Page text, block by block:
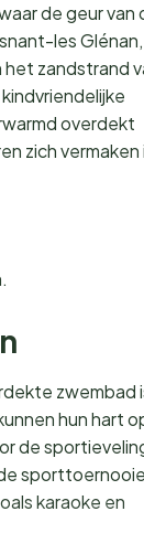
de geur van
les
zandstrand
overdekt
zich vermaken
zwembad
hun hart
de
karaoke en